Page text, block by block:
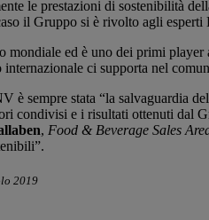
le prestazioni di sostenibilità
il Gruppo si è rivolto agli
ed è uno dei primi player
ci supporta nel
è sempre stata “la salvaguardia
condivisi e i risultati ottenuti dal
n, Food & Beverage Sales
2019